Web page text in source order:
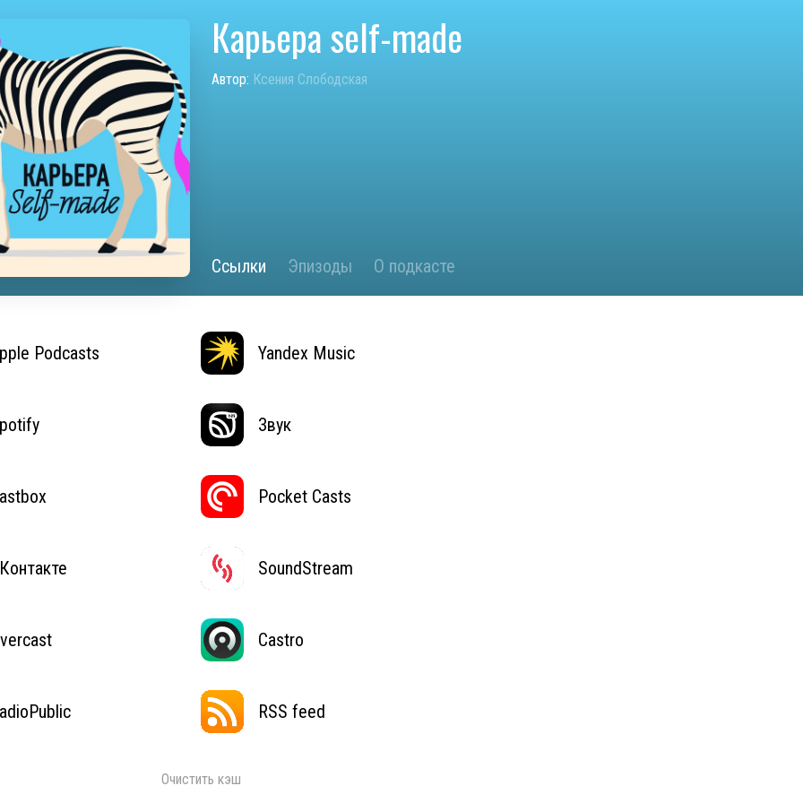
Карьера self-made
Автор: Ксения Слободская
Ссылки Эпизоды О подкасте
Podcasts Yandex Music
Звук
Pocket Casts
SoundStream
Castro
RSS feed
Очистить кэш